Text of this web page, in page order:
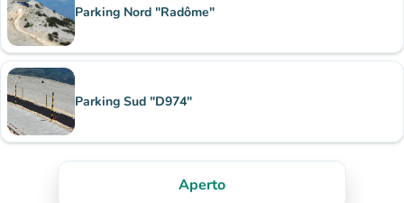
Parking Nord "Radôme"
Parking Sud "D974"
Aperto